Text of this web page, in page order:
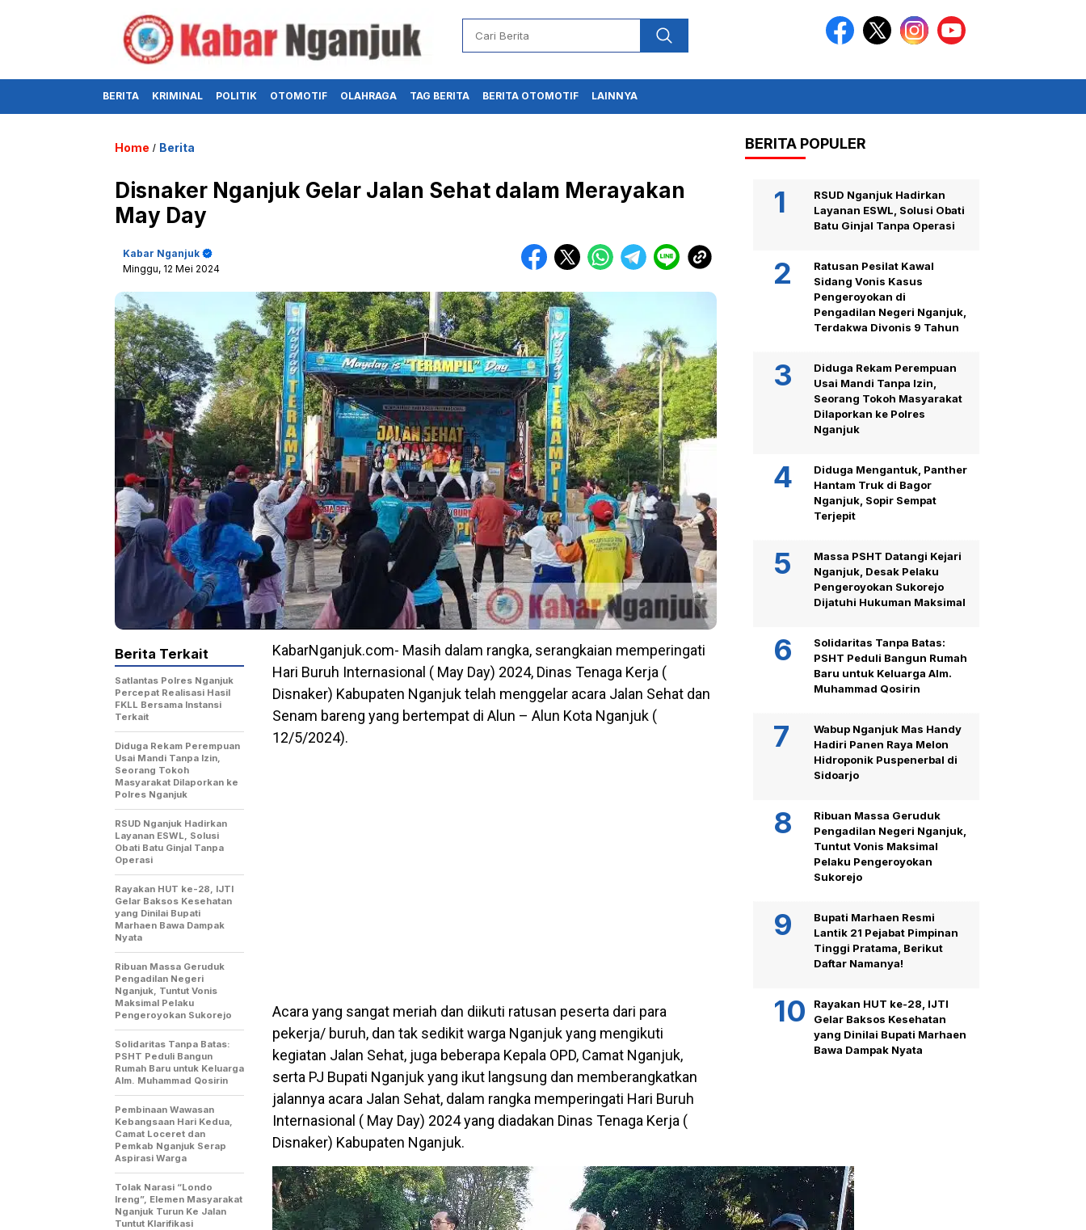
BERITA KRIMINAL POLITIK OTOMOTIF OLAHRAGA TAG BERITA BERITA OTOMOTIF LAINNYA
Home / Berita
Disnaker Nganjuk Gelar Jalan Sehat dalam Merayakan
May Day
Kabar Nganjuk
Minggu, 12 Mei 2024
KabarNganjuk.com- Masih dalam rangka, serangkaian memperingati
Hari Buruh Internasional ( May Day) 2024, Dinas Tenaga Kerja (
Disnaker) Kabupaten Nganjuk telah menggelar acara Jalan Sehat dan
Senam bareng yang bertempat di Alun – Alun Kota Nganjuk (
12/5/2024).
Acara yang sangat meriah dan diikuti ratusan peserta dari para
pekerja/ buruh, dan tak sedikit warga Nganjuk yang mengikuti
kegiatan Jalan Sehat, juga beberapa Kepala OPD, Camat Nganjuk,
serta PJ Bupati Nganjuk yang ikut langsung dan memberangkatkan
jalannya acara Jalan Sehat, dalam rangka memperingati Hari Buruh
Internasional ( May Day) 2024 yang diadakan Dinas Tenaga Kerja (
Disnaker) Kabupaten Nganjuk.
Berita Terkait
Satlantas Polres Nganjuk
Percepat Realisasi Hasil
FKLL Bersama Instansi
Terkait
Diduga Rekam Perempuan
Usai Mandi Tanpa Izin,
Seorang Tokoh
Masyarakat Dilaporkan ke
Polres Nganjuk
RSUD Nganjuk Hadirkan
Layanan ESWL, Solusi
Obati Batu Ginjal Tanpa
Operasi
Rayakan HUT ke-28, IJTI
Gelar Baksos Kesehatan
yang Dinilai Bupati
Marhaen Bawa Dampak
Nyata
Ribuan Massa Geruduk
Pengadilan Negeri
Nganjuk, Tuntut Vonis
Maksimal Pelaku
Pengeroyokan Sukorejo
Solidaritas Tanpa Batas:
PSHT Peduli Bangun
Rumah Baru untuk Keluarga
Alm. Muhammad Qosirin
Pembinaan Wawasan
Kebangsaan Hari Kedua,
Camat Loceret dan
Pemkab Nganjuk Serap
Aspirasi Warga
Tolak Narasi “Londo
Ireng”, Elemen Masyarakat
Nganjuk Turun Ke Jalan
Tuntut Klarifikasi
BERITA POPULER
RSUD Nganjuk Hadirkan
Layanan ESWL, Solusi Obati
Batu Ginjal Tanpa Operasi
Ratusan Pesilat Kawal
Sidang Vonis Kasus
Pengeroyokan di
Pengadilan Negeri Nganjuk,
Terdakwa Divonis 9 Tahun
Diduga Rekam Perempuan
Usai Mandi Tanpa Izin,
Seorang Tokoh Masyarakat
Dilaporkan ke Polres
Nganjuk
Diduga Mengantuk, Panther
Hantam Truk di Bagor
Nganjuk, Sopir Sempat
Terjepit
Massa PSHT Datangi Kejari
Nganjuk, Desak Pelaku
Pengeroyokan Sukorejo
Dijatuhi Hukuman Maksimal
Solidaritas Tanpa Batas:
PSHT Peduli Bangun Rumah
Baru untuk Keluarga Alm.
Muhammad Qosirin
Wabup Nganjuk Mas Handy
Hadiri Panen Raya Melon
Hidroponik Puspenerbal di
Sidoarjo
Ribuan Massa Geruduk
Pengadilan Negeri Nganjuk,
Tuntut Vonis Maksimal
Pelaku Pengeroyokan
Sukorejo
Bupati Marhaen Resmi
Lantik 21 Pejabat Pimpinan
Tinggi Pratama, Berikut
Daftar Namanya!
Rayakan HUT ke-28, IJTI
Gelar Baksos Kesehatan
yang Dinilai Bupati Marhaen
Bawa Dampak Nyata